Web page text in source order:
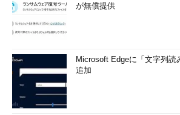
が無償提供
Microsoft Edgeに「文字列読
追加